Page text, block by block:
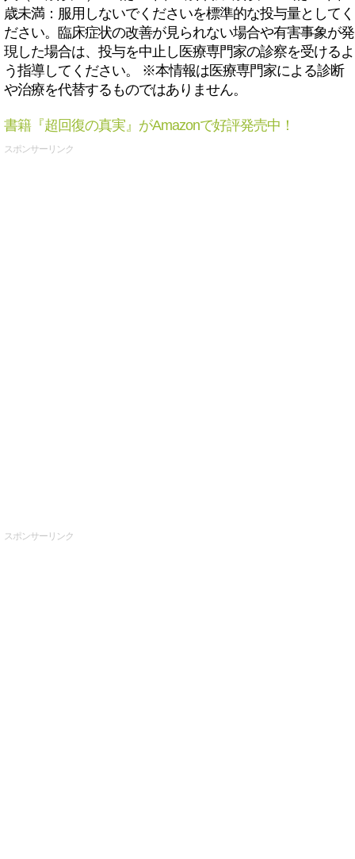
歳未満：服用しないでくださいを標準的な投与量としてく
ださい。臨床症状の改善が見られない場合や有害事象が発
現した場合は、投与を中止し医療専門家の診察を受けるよ
う指導してください。 ※本情報は医療専門家による診断
や治療を代替するものではありません。
書籍『超回復の真実』がAmazonで好評発売中！
スポンサーリンク
スポンサーリンク